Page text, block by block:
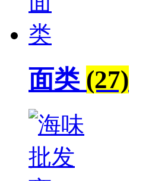
面类 (27)